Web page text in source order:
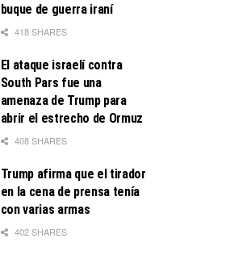
buque de guerra iraní
418 SHARES
El ataque israelí contra
South Pars fue una
amenaza de Trump para
abrir el estrecho de Ormuz
408 SHARES
Trump afirma que el tirador
en la cena de prensa tenía
con varias armas
402 SHARES